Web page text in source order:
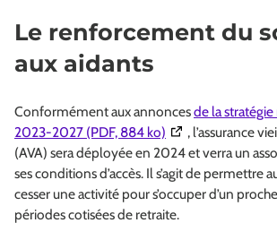
Le renforcement du
aux aidants
Conformément aux annoncesde la
2023-2027 (PDF, 884 ko) (Ouverture dans
, l’assurance
(AVA) sera déployée en 2024 et verra un
ses conditions d’accès. Il s’agit de permettre
cesser une activité pour s’occuper d’un
périodes cotisées de retraite.